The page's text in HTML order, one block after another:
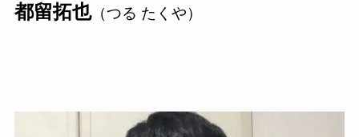
都留拓也（つる たくや）